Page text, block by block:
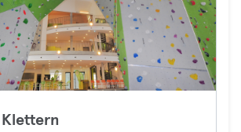
Klettern